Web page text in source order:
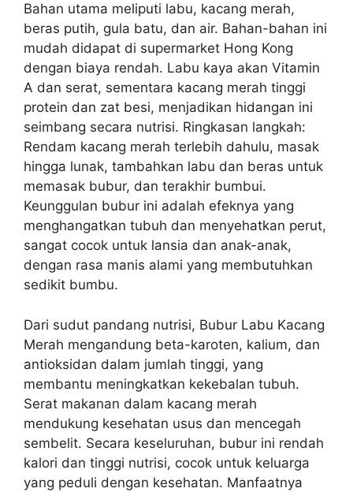
Bahan utama meliputi labu, kacang merah,
beras putih, gula batu, dan air. Bahan-bahan ini
mudah didapat di supermarket Hong Kong
dengan biaya rendah. Labu kaya akan Vitamin
A dan serat, sementara kacang merah tinggi
protein dan zat besi, menjadikan hidangan ini
seimbang secara nutrisi. Ringkasan langkah:
Rendam kacang merah terlebih dahulu, masak
hingga lunak, tambahkan labu dan beras untuk
memasak bubur, dan terakhir bumbui.
Keunggulan bubur ini adalah efeknya yang
menghangatkan tubuh dan menyehatkan perut,
sangat cocok untuk lansia dan anak-anak,
dengan rasa manis alami yang membutuhkan
sedikit bumbu.
Dari sudut pandang nutrisi, Bubur Labu Kacang
Merah mengandung beta-karoten, kalium, dan
antioksidan dalam jumlah tinggi, yang
membantu meningkatkan kekebalan tubuh.
Serat makanan dalam kacang merah
mendukung kesehatan usus dan mencegah
sembelit. Secara keseluruhan, bubur ini rendah
kalori dan tinggi nutrisi, cocok untuk keluarga
yang peduli dengan kesehatan. Manfaatnya